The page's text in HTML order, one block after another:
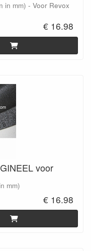
in mm) - Voor Revox
€ 16.98
voor
mm)
€ 16.98